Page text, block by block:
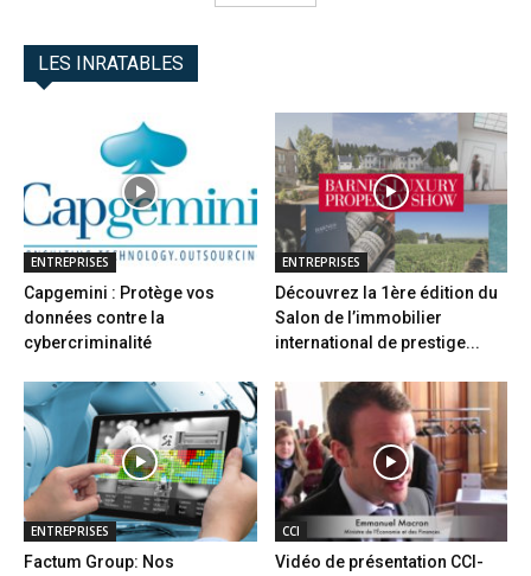
LES INRATABLES
ENTREPRISES
Capgemini : Protège vos
données contre la
cybercriminalité
ENTREPRISES
Découvrez la 1ère édition du
Salon de l’immobilier
international de prestige...
ENTREPRISES
Factum Group: Nos
CCI
Vidéo de présentation CCI-